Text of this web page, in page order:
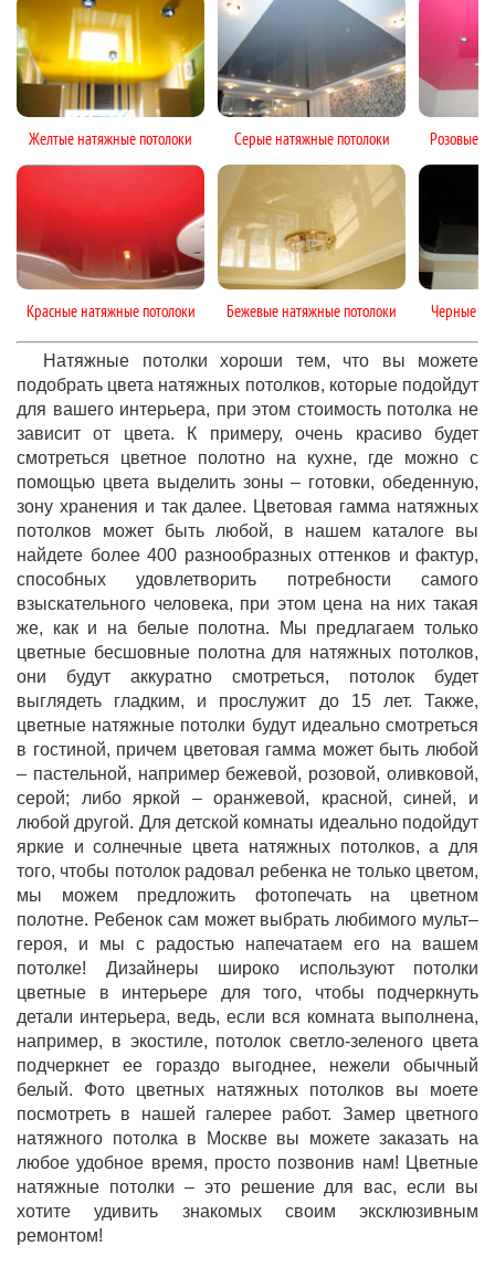
Желтые натяжные потолоки Серые натяжные потолоки Розовые
Красные натяжные потолоки Бежевые натяжные потолоки Черные
Натяжные потолки хороши тем, что вы можете
подобрать цвета натяжных потолков, которые подойдут
для вашего интерьера, при этом стоимость потолка не
зависит от цвета. К примеру, очень красиво будет
смотреться цветное полотно на кухне, где можно с
помощью цвета выделить зоны – готовки, обеденную,
зону хранения и так далее. Цветовая гамма натяжных
потолков может быть любой, в нашем каталоге вы
найдете более 400 разнообразных оттенков и фактур,
способных удовлетворить потребности самого
взыскательного человека, при этом цена на них такая
же, как и на белые полотна. Мы предлагаем только
цветные бесшовные полотна для натяжных потолков,
они будут аккуратно смотреться, потолок будет
выглядеть гладким, и прослужит до 15 лет. Также,
цветные натяжные потолки будут идеально смотреться
в гостиной, причем цветовая гамма может быть любой
– пастельной, например бежевой, розовой, оливковой,
серой; либо яркой – оранжевой, красной, синей, и
любой другой. Для детской комнаты идеально подойдут
яркие и солнечные цвета натяжных потолков, а для
того, чтобы потолок радовал ребенка не только цветом,
мы можем предложить фотопечать на цветном
полотне. Ребенок сам может выбрать любимого мульт–
героя, и мы с радостью напечатаем его на вашем
потолке! Дизайнеры широко используют потолки
цветные в интерьере для того, чтобы подчеркнуть
детали интерьера, ведь, если вся комната выполнена,
например, в экостиле, потолок светло-зеленого цвета
подчеркнет ее гораздо выгоднее, нежели обычный
белый. Фото цветных натяжных потолков вы моете
посмотреть в нашей галерее работ. Замер цветного
натяжного потолка в Москве вы можете заказать на
любое удобное время, просто позвонив нам! Цветные
натяжные потолки – это решение для вас, если вы
хотите удивить знакомых своим эксклюзивным
ремонтом!